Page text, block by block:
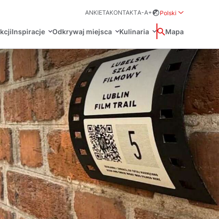
ANKIETAKONTAKTA-A+
Polski
Inspiracje
Certyfikaty POT
Odkrywaj miejsca
Turystyczne
Kulinaria
Restauracje Michelin
Wyszukaj
Mapa
Français
日本語
Svenska